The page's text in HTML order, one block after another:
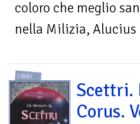
coloro che meglio
nella Milizia, Alucius
LIBRI
Scettri.
Corus.